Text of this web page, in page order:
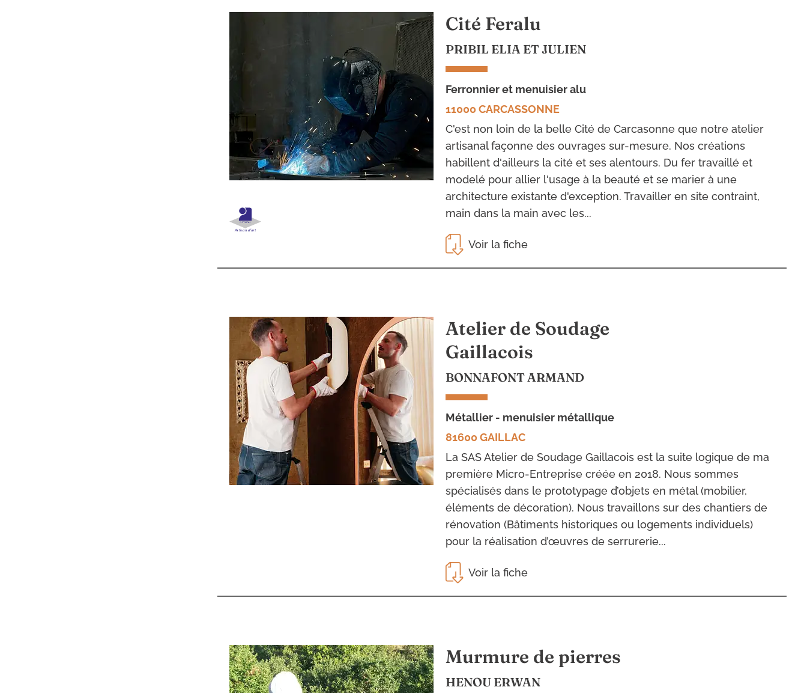
Cité Feralu
PRIBIL ELIA ET JULIEN
ferronnier et menuisier alu
11000 CARCASSONNE
C'est non loin de la belle Cité de Carcasonne que notre atelier
artisanal façonne des ouvrages sur-mesure. Nos créations
habillent d'ailleurs la cité et ses alentours. Du fer travaillé et
modelé pour allier l'usage à la beauté et se marier à une
architecture existante d'exception. Travailler en site contraint,
main dans la main avec les...
Voir la fiche
Atelier de Soudage
Gaillacois
BONNAFONT ARMAND
métallier - menuisier métallique
81600 GAILLAC
La SAS Atelier de Soudage Gaillacois est la suite logique de ma
première Micro-Entreprise créée en 2018. Nous sommes
spécialisés dans le prototypage d’objets en métal (mobilier,
éléments de décoration). Nous travaillons sur des chantiers de
rénovation (Bâtiments historiques ou logements individuels)
pour la réalisation d’œuvres de serrurerie...
Voir la fiche
Murmure de pierres
HENOU ERWAN